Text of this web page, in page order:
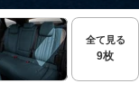
全て見る
9枚